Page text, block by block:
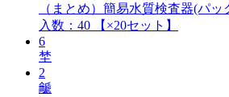
（まとめ）簡易水質検査器(パ
入数：40 【×20セット】
6
埜
2
䶵